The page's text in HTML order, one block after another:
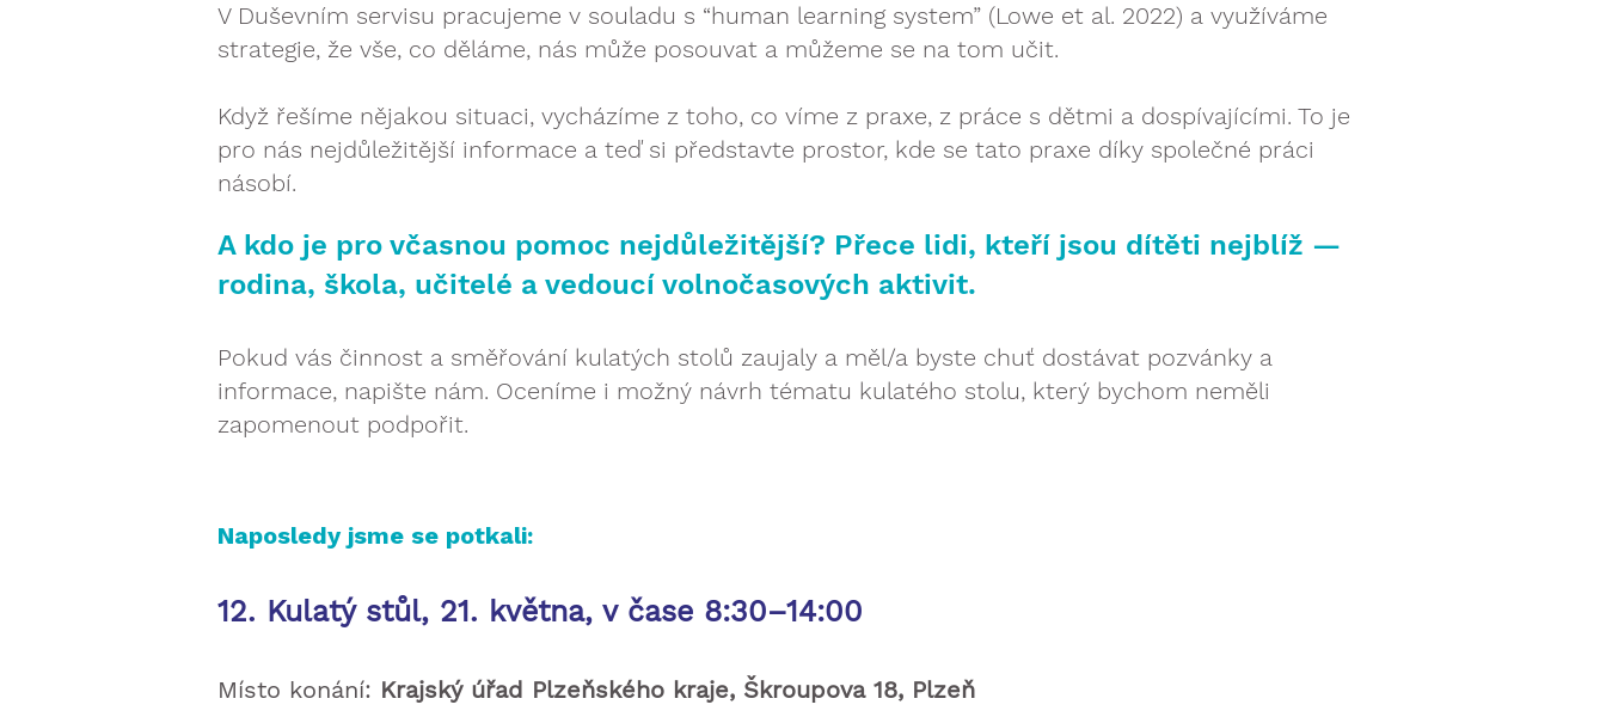
V Duševním servisu pracujeme v souladu s “human learning system” (Lowe et al. 2022) a využíváme
strategie, že vše, co děláme, nás může posouvat a můžeme se na tom učit.
Když řešíme nějakou situaci, vycházíme z toho, co víme z praxe, z práce s dětmi a dospívajícími. To je
pro nás nejdůležitější informace a teď si představte prostor, kde se tato praxe díky společné práci
násobí.
A kdo je pro včasnou pomoc nejdůležitější? Přece lidi, kteří jsou dítěti nejblíž —
rodina, škola, učitelé a vedoucí volnočasových aktivit.​
Pokud vás činnost a směřování kulatých stolů zaujaly a měl/a byste chuť dostávat pozvánky a
informace, napište nám. Oceníme i možný návrh tématu kulatého stolu, který bychom neměli
zapomenout podpořit.
Naposledy jsme se potkali:
12. Kulatý stůl, 21. května, v čase 8:30–14:00
Místo konání: Krajský úřad Plzeňského kraje, Škroupova 18, Plzeň